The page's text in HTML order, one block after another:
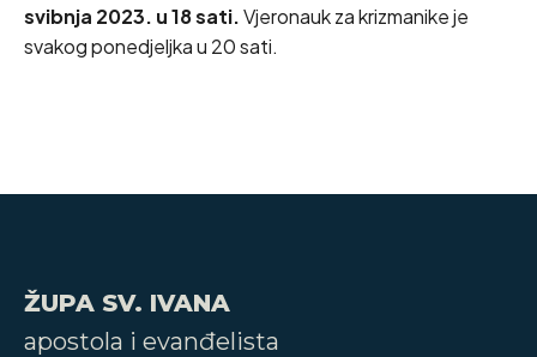
svibnja 2023. u 18 sati.Vjeronauk za krizmanike je
svakog ponedjeljka u 20 sati.
ŽUPA SV. IVANA
apostola i evanđelista